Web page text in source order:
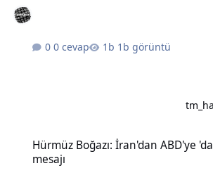
0 cevap 1b görüntü
Hürmüz Boğazı: İran'dan ABD'ye
mesajı